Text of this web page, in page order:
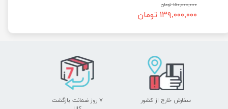
۱۵۰,۰۰۰,۰۰۰ تومان
۱۳۹,۰۰۰,۰۰۰ تومان
سفارش خارج از کشور
۷ روز ضمانت بازگشت